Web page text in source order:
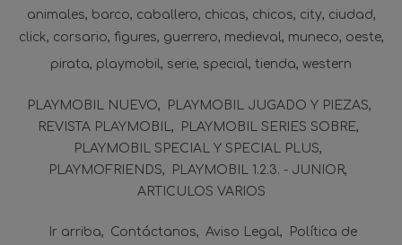
animales barco caballero chicas chicos city ciudad
click corsario figures guerrero medieval muneco oeste
pirata playmobil serie special tienda western
PLAYMOBIL NUEVO
PLAYMOBIL JUGADO Y PIEZAS
REVISTA PLAYMOBIL
PLAYMOBIL SERIES SOBRE
PLAYMOBIL SPECIAL Y SPECIAL PLUS
PLAYMOFRIENDS
PLAYMOBIL 1.2.3. - JUNIOR
ARTICULOS VARIOS
Ir arriba Contáctanos Aviso Legal
Política de